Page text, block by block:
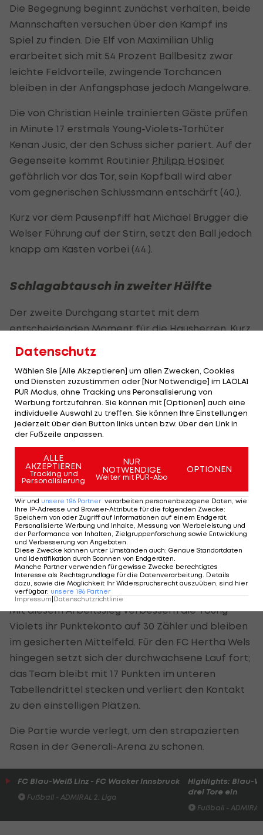
Die Begegnung beginnt zunächst verhalten, beide
Mannschaften versuchen über den Kampf ins
Spiel zu finden. Die Elf von Maximilian Uhlig
erarbeitet sich mit 54 Prozent Ballbesitz zwar
leichte Feldvorteile, zwingende Torchancen
bleiben in der Anfangsphase jedoch Mangelware.
Die von Christian Heinle trainierten Gäste prüfen
in Minute 17 erstmals Young-Violets-Torhüter
Kenan Jusic, der den Schuss sicher pariert. Auf der
Gegenseite kommt Routinier Philipp Hosiner
gefährlich vor das Tor, sein Kopfball wird aber
vom gegnerischen Schlussmann entschärft (40.).
Kurz vor dem Pausenpfiff hat Michael Brugger die
Welser Führung auf der Stirn, setzt den Ball jedoch
knapp am Kasten vorbei (44.).
Schlagabtausch in zweiter Hälfte
Der zweite Durchgang startet mit dem
entscheidenden Moment für die Hausherren. Kurz
nach Wiederanpfiff entscheidet Schiedsrichter
Jakob Semler auf Strafstoß für die Young Violets,
denPhilipp Hosinersicher zur 1:0-Führung
verwandelt (49.).
In der Folge entwickelt sich ein offenerer
Schlagabtausch: Florian Wustinger prüft Wels-
Schlussmann Kilian Schröcker mit einem
strammen Schuss (69.), findet aber ebenso wenig
einen Weg ins Netz wie kurz darauf Sebastian
Michael Malinowski auf der Gegenseite, dessen
Versuch von Jusic abgewehrt wird (70.).
In der Schlussphase wirft Heinles Truppe noch
einmal alles nach vorne und erarbeitet sich
mehrere Eckbälle, kann die Defensive der Wiener
jedoch nicht mehr überwinden.
Mit diesem Arbeitssieg verbessern die Young
Violets ihr Punktekonto auf 30 Zähler und bleiben
im gesicherten Mittelfeld. Für den FC Hertha Wels
hingegen setzt sich der durchwachsene Lauf fort;
das Team bleibt mit 17 Punkten im unteren
Tabellendrittel stecken und verliert den Kontakt
zu den einstelligen Plätzen.
Die Partie wurde verlegt, um den strapazierten
Rasen in der Generali-Arena zu schonen.
FC Blau-Weiß Linz - FC Wacker Innsbruck
Fußball - ADMIRAL 2. Liga
Highlights: Blau-
drei Tore ein
Fußball -
Datenschutz
Wählen Sie [Alle Akzeptieren] um allen Zwecken, Cookies
und Diensten zuzustimmen oder [Nur Notwendige] im LAOLA1
PUR Modus, ohne Tracking uns Peronsalisierung von
Werbung fortzufahren. Sie können mit [Optionen] auch eine
individuelle Auswahl zu treffen. Sie können Ihre Einstellungen
jederzeit über den Button links unten bzw. über den Link in
der Fußzeile anpassen.
ALLE
AKZEPTIEREN
Tracking und
Personalisierung
NUR
NOTWENDIGE
Weiter mit PUR-Abo
OPTIONEN
Wir und unsere 186 Partner verarbeiten personenbezogene Daten, wie
Ihre IP-Adresse und Browser-Attribute für die folgenden Zwecke:
Speichern von oder Zugriff auf Informationen auf einem Endgerät;
Personalisierte Werbung und Inhalte, Messung von Werbeleistung und
der Performance von Inhalten, Zielgruppenforschung sowie Entwicklung
und Verbesserung von Angeboten.
Diese Zwecke können unter Umständen auch: Genaue Standortdaten
und Identifikation durch Scannen von Endgeräten.
Manche Partner verwenden für gewisse Zwecke berechtigtes
Interesse als Rechtsgrundlage für die Datenverarbeitung. Details
dazu, sowie die Möglichkeit Ihr Widerspruchsrecht auszuüben, sind hier
verfügbar: unsere 186 Partner
Impressum Datenschutzrichtlinie